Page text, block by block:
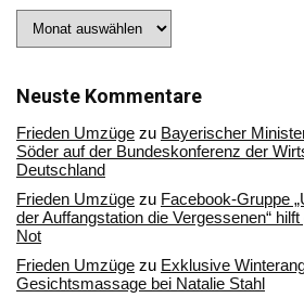
Sie
Archiv
Neuste Kommentare
Frieden Umzüge zu Bayerischer
Söder auf der Bundeskonferenz der
Deutschland
Frieden Umzüge zu Facebook-Gruppe
der Auffangstation die Vergessenen“
Not
Frieden Umzüge zu Exklusive
Gesichtsmassage bei Natalie Stahl